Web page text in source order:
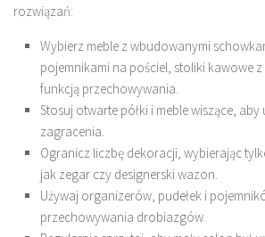
rozwiązań:
Wybierz meble z wbudowanymi
pojemnikami na pościel, stoliki kawowe
funkcją przechowywania.
Stosuj otwarte półki i meble wiszące, aby
zagracenia.
Ogranicz liczbę dekoracji, wybierając
jak zegar czy designerski wazon.
Używaj organizerów, pudełek i
przechowywania drobiazgów.